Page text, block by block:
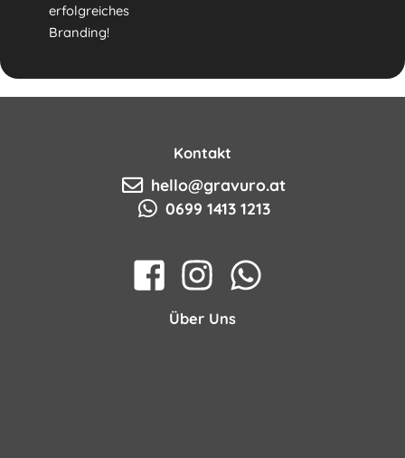
erfolgreiches
Branding!
Kontakt
hello@gravuro.at
0699 1413 1213
Über Uns